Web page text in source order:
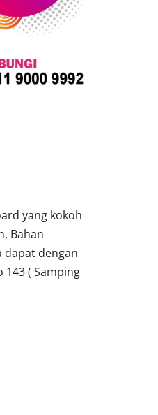
yang kokoh
Bahan
dapat dengan
143 ( Samping